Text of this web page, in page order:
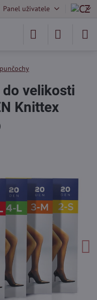
Panel uživatele
velikosti
Knittex